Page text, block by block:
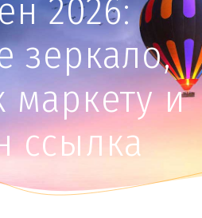
2026:
зеркало,
маркету и
ссылка